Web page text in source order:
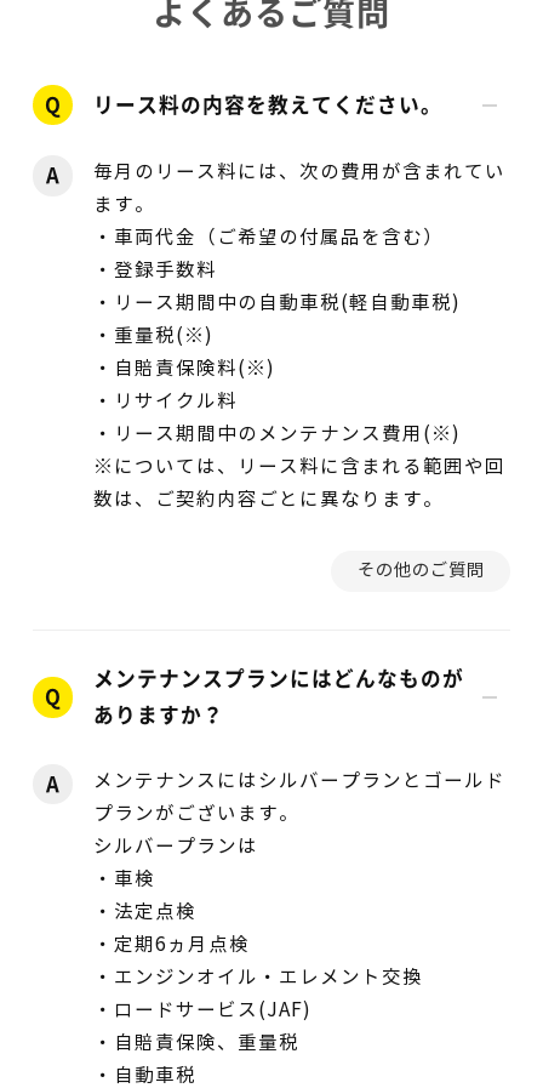
よくあるご質問
Q リース料の内容を教えてください。
A
毎月のリース料には、次の費用が含まれてい
ます。
・車両代金（ご希望の付属品を含む）
・登録手数料
・リース期間中の自動車税(軽自動車税)
・重量税(※)
・自賠責保険料(※)
・リサイクル料
・リース期間中のメンテナンス費用(※)
※については、リース料に含まれる範囲や回
数は、ご契約内容ごとに異なります。
その他のご質問
Q
メンテナンスプランにはどんなものが
ありますか？
A
メンテナンスにはシルバープランとゴールド
プランがございます。
シルバープランは
・車検
・法定点検
・定期6ヵ月点検
・エンジンオイル・エレメント交換
・ロードサービス(JAF)
・自賠責保険、重量税
・自動車税